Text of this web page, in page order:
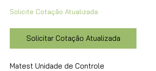
Solicite Cotação Atualizada
Solicitar Cotação Atualizada
Matest Unidade de Controle